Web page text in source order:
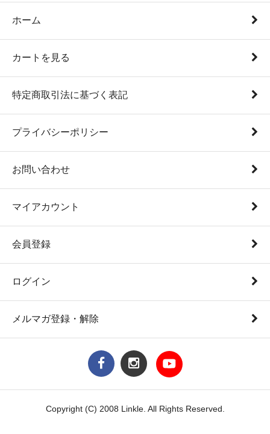
ホーム
カートを見る
特定商取引法に基づく表記
プライバシーポリシー
お問い合わせ
マイアカウント
会員登録
ログイン
メルマガ登録・解除
Copyright (C) 2008 Linkle. All Rights Reserved.